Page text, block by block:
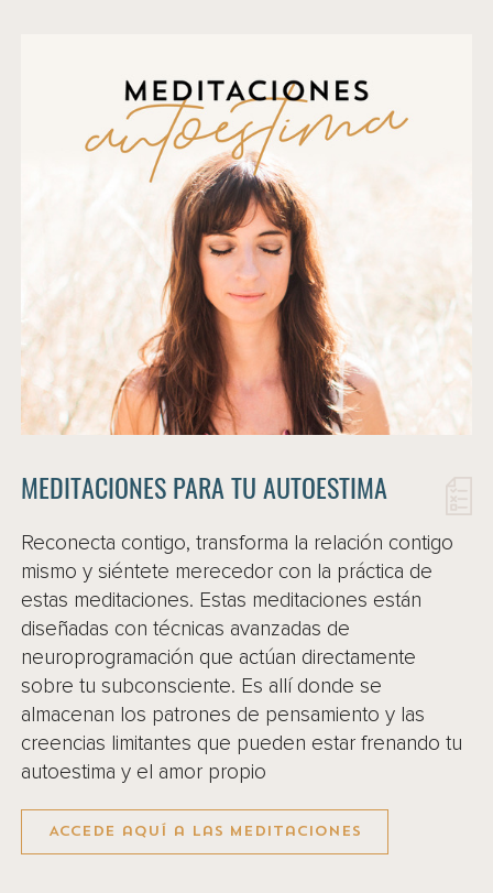
MEDITACIONES PARA TU AUTOESTIMA
Reconecta contigo, transforma la relación contigo
mismo y siéntete merecedor con la práctica de
estas meditaciones. Estas meditaciones están
diseñadas con técnicas avanzadas de
neuroprogramación que actúan directamente
sobre tu subconsciente. Es allí donde se
almacenan los patrones de pensamiento y las
creencias limitantes que pueden estar frenando tu
autoestima y el amor propio
Accede aquí a las meditaciones